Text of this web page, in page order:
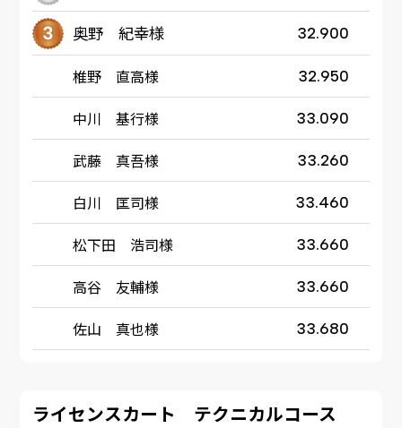
奥野 紀幸様
32.900
椎野 直高様 32.950
中川 基行様 33.090
武藤 真吾様 33.260
白川 匡司様 33.460
松下田 浩司様 33.660
高谷 友輔様 33.660
佐山 真也様 33.680
ライセンスカート テクニカルコース